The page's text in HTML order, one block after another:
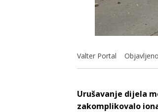
Valter Portal
Urušavanje dijela
zakomplikovalo